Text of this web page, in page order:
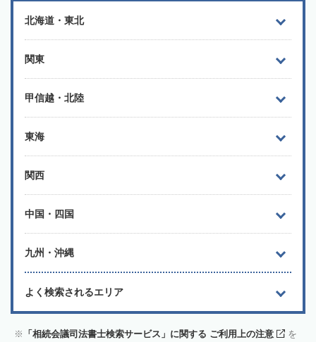
北海道・東北
関東
甲信越・北陸
東海
関西
中国・四国
九州・沖縄
よく検索されるエリア
「相続会議司法書士検索サービス」に関する ご利用上の注意
を